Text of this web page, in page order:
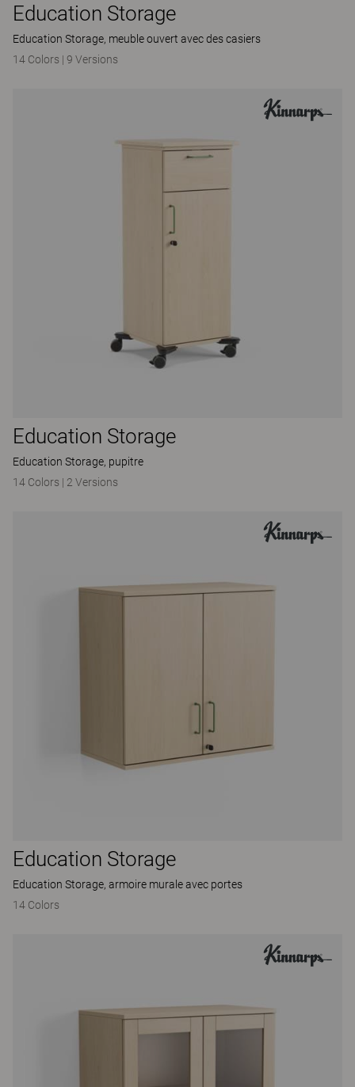
Education Storage
Education Storage, meuble ouvert avec des casiers
14 Colors | 9 Versions
Education Storage
Education Storage, pupitre
14 Colors | 2 Versions
Education Storage
Education Storage, armoire murale avec portes
14 Colors